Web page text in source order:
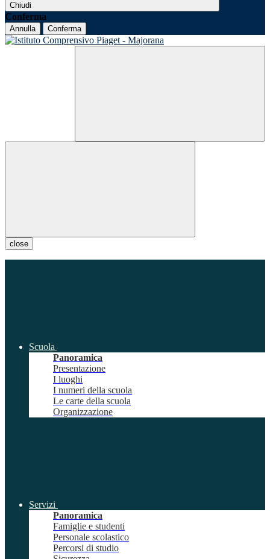
Chiudi
Conferma
Annulla Conferma
close
Scuola
Panoramica
Presentazione
I luoghi
I numeri della scuola
Le carte della scuola
Organizzazione
Servizi
Panoramica
Famiglie e studenti
Personale scolastico
Percorsi di studio